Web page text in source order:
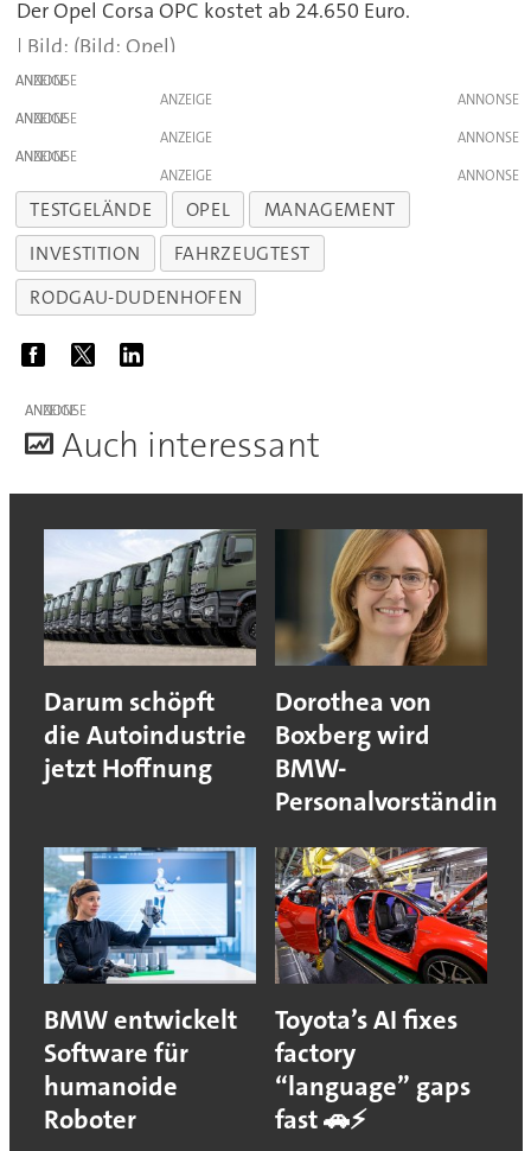
Der Opel Corsa OPC kostet ab 24.650 Euro.
(Bild: Opel)
ANZEIGE
ANZEIGE
ANZEIGE
ANZEIGE
ANZEIGE
ANZEIGE
TESTGELÄNDE OPEL
MANAGEMENT
INVESTITION
FAHRZEUGTEST
RODGAU-DUDENHOFEN
ANZEIGE
Auch interessant
Darum schöpft
die Autoindustrie
jetzt Hoffnung
Dorothea von
Boxberg wird
BMW-
Personalvorständin
BMW entwickelt
Software für
humanoide
Roboter
Toyota’s AI fixes
factory
“language” gaps
fast 🚗⚡